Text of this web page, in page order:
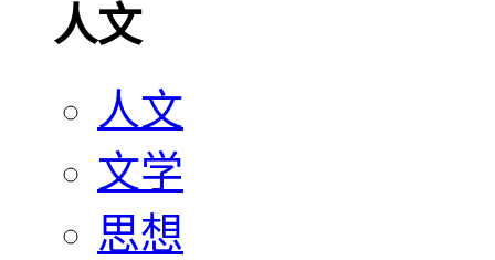
人文
人文
文学
思想